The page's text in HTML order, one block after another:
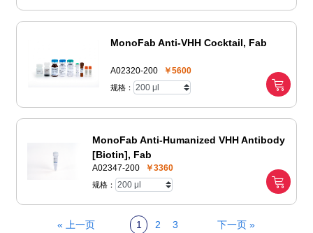
MonoFab Anti-VHH Cocktail, Fab
A02320-200 ￥5600
规格：
MonoFab Anti-Humanized VHH Antibody
[Biotin], Fab
A02347-200 ￥3360
规格：
« 上一页 1 2 3 下一页 »